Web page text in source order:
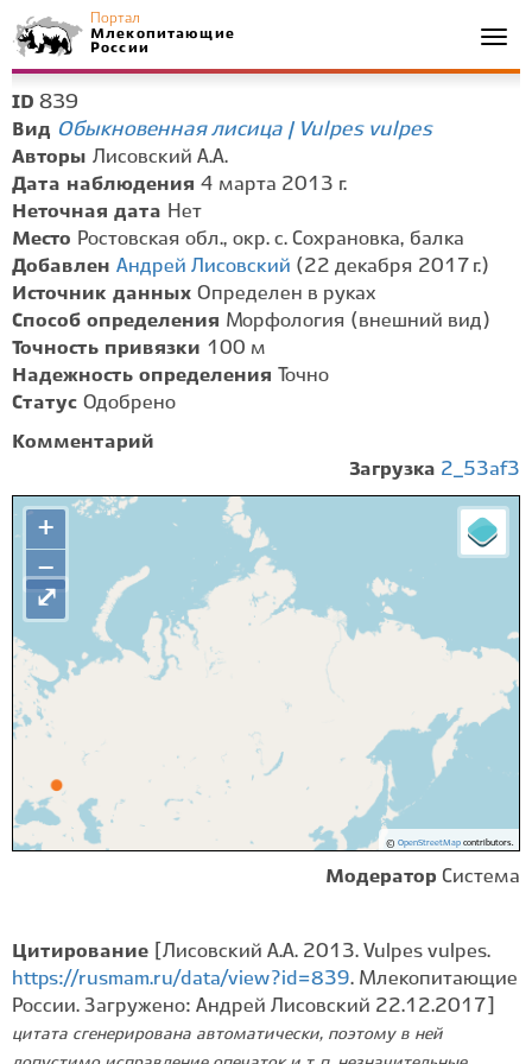
Портал
Млекопитающие
России
ID 839
Вид Обыкновенная лисица | Vulpes vulpes
Авторы Лисовский А.А.
Дата наблюдения 4 марта 2013 г.
Неточная дата Нет
Место Ростовская обл., окр. с. Сохрановка, балка
Добавлен Андрей Лисовский (22 декабря 2017 г.)
Источник данных Определен в руках
Способ определения Морфология (внешний вид)
Точность привязки 100 м
Надежность определения
Точно
Статус Одобрено
Комментарий
Загрузка 2_53af3
+
−
© OpenStreetMapcontributors.
⤢
Модератор Система
Цитирование
[Лисовский А.А. 2013. Vulpes vulpes.
https://rusmam.ru/data/view?id=839. Млекопитающие
России. Загружено: Андрей Лисовский 22.12.2017]
цитата сгенерирована автоматически, поэтому в ней